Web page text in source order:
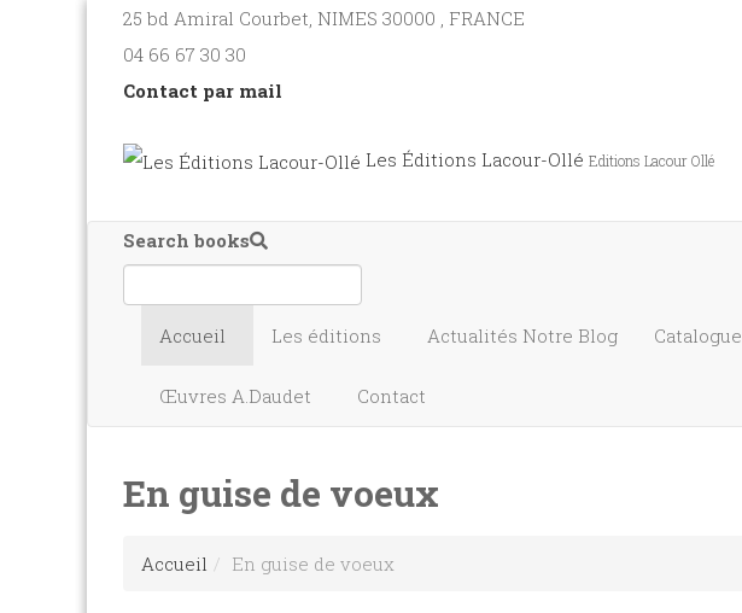
25 bd Amiral Courbet, NIMES 30000 , FRANCE
04 66 67 30 30
Contact par mail
Les Éditions Lacour-Ollé Editions Lacour Ollé
Search books
Accueil Les éditions Actualités Notre Blog Catalogue
Œuvres A.Daudet Contact
En guise de voeux
Accueil En guise de voeux